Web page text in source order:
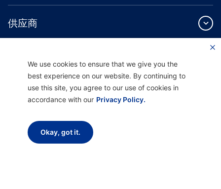
供应商
关于我们
Providence Health Plan 提供商业团体、个人健康保障和 ASO 服务。
Providence Health Assurance 是一家 HMO、HMO-POS 和 HMO SNP，与
We use cookies to ensure that we give you the
best experience on our website. By continuing to
use this site, you agree to our use of cookies in
accordance with our Privacy Policy.
Okay, got it.